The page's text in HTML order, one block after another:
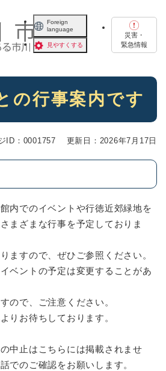
Foreign
language
見やすくする
災害・
緊急情報
の行事案内です
ID：0001757 更新日：2026年7月17日
内でのイベントや行徳近郊緑地を
まざまな行事を予定しておりま
ますので、ぜひご参照ください。
ベントの予定は変更することがあ
ので、ご注意ください。
りお待ちしております。
中止はこちらには掲載されませ
でのご確認をお願いします。